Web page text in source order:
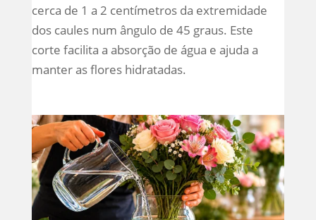
cerca de 1 a 2 centímetros da extremidade
dos caules num ângulo de 45 graus. Este
corte facilita a absorção de água e ajuda a
manter as flores hidratadas.